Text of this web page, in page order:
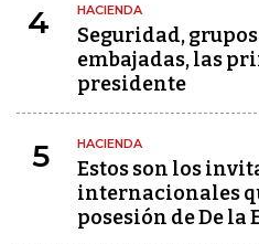
4 HACIENDA
Seguridad,
embajadas, las
presidente
5 HACIENDA
Estos son los
internacionales
posesión de De la